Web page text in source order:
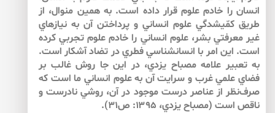
انسان را خادم علوم قرار داده است. به همين منوال، از
طريق كمّي­شدگي علوم انساني و پرداختن آن به نيازهاي
غير معرفتي بشر، علوم انساني را خادم علوم تجربي كرده
است. اين امر با انسان­شناسي فطري در تضاد آشكار است.
به تعبير علامه مصباح يزدي، در اين جا روش غالب بر
فضاي علمي غرب و سرايت آن به علوم انساني ما است كه
صرف‌نظر از عناصر درست موجود در آن، روشي نادرست و
ناقص است (مصباح يزدي، ۱۳۹۵: ص۳۱).